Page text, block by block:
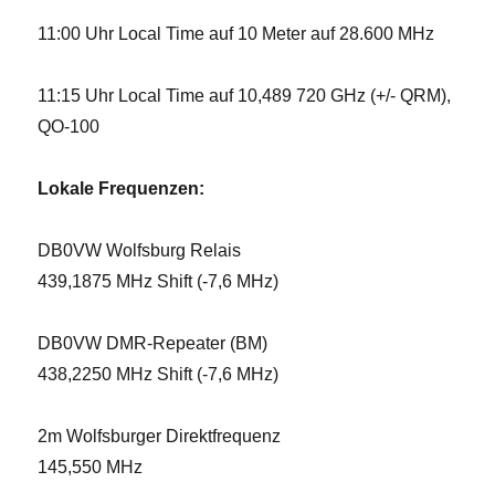
11:00 Uhr Local Time auf 10 Meter auf 28.600 MHz
11:15 Uhr Local Time auf 10,489 720 GHz (+/- QRM),
QO-100
Lokale Frequenzen:
DB0VW Wolfsburg Relais
439,1875 MHz Shift (-7,6 MHz)
DB0VW DMR-Repeater (BM)
438,2250 MHz Shift (-7,6 MHz)
2m Wolfsburger Direktfrequenz
145,550 MHz